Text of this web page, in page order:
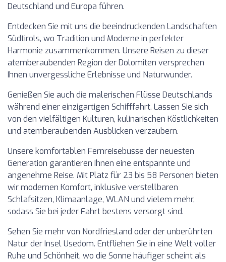
Deutschland und Europa führen.
Entdecken Sie mit uns die beeindruckenden Landschaften
Südtirols, wo Tradition und Moderne in perfekter
Harmonie zusammenkommen. Unsere Reisen zu dieser
atemberaubenden Region der Dolomiten versprechen
Ihnen unvergessliche Erlebnisse und Naturwunder.
Genießen Sie auch die malerischen Flüsse Deutschlands
während einer einzigartigen Schifffahrt. Lassen Sie sich
von den vielfältigen Kulturen, kulinarischen Köstlichkeiten
und atemberaubenden Ausblicken verzaubern.
Unsere komfortablen Fernreisebusse der neuesten
Generation garantieren Ihnen eine entspannte und
angenehme Reise. Mit Platz für 23 bis 58 Personen bieten
wir modernen Komfort, inklusive verstellbaren
Schlafsitzen, Klimaanlage, WLAN und vielem mehr,
sodass Sie bei jeder Fahrt bestens versorgt sind.
Sehen Sie mehr von Nordfriesland oder der unberührten
Natur der Insel Usedom. Entfliehen Sie in eine Welt voller
Ruhe und Schönheit, wo die Sonne häufiger scheint als